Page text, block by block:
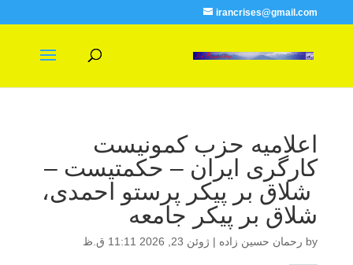
irancrises@gmail.com
اعلامیه حزب کمونیست
کارگری ایران – حکمتیست –
شلاق بر پیکر پرستو احمدی،
شلاق بر پیکر جامعه
by رحمان حسین زاده | ژوئن 23, 2026 11:11 ق.ظ